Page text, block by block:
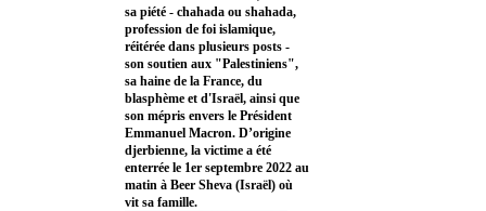
sa piété - chahada ou shahada,
profession de foi islamique,
réitérée dans plusieurs posts -
son soutien aux "Palestiniens",
sa haine de la France, du
blasphème et d'Israël, ainsi que
son mépris envers le Président
Emmanuel Macron. D’origine
djerbienne, la victime a été
enterrée le 1er septembre 2022 au
matin à Beer Sheva (Israël) où
vit sa famille.